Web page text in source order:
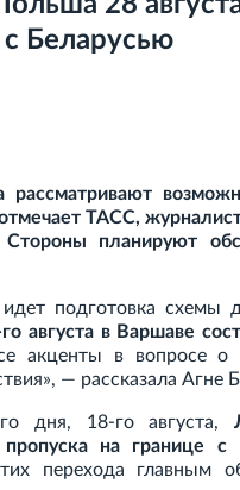
Беларусью
ТАСС,
планируют
подготовка схемы
августа в Варшаве
акценты в вопросе
— рассказала Агне
дня, 18-го августа,
пропуска на границе
перехода главным